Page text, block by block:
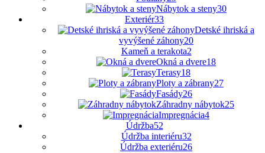
Nábytok a steny30
Exteriér33
Detské ihriská a
vyvýšené záhony20
Kameň a terakota2
Okná a dvere18
Terasy18
Ploty a zábrany27
Fasády26
Záhradny nábytok25
Impregnácia4
Údržba52
Údržba interiéru32
Údržba exteriéru26